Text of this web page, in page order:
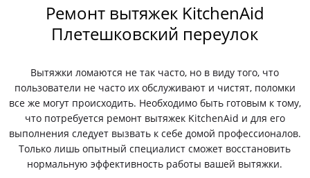
Ремонт вытяжек KitchenAid
Плетешковский переулок
Вытяжки ломаются не так часто, но в виду того, что
пользователи не часто их обслуживают и чистят, поломки
все же могут происходить. Необходимо быть готовым к тому,
что потребуется ремонт вытяжек KitchenAid и для его
выполнения следует вызвать к себе домой профессионалов.
Только лишь опытный специалист сможет восстановить
нормальную эффективность работы вашей вытяжки.